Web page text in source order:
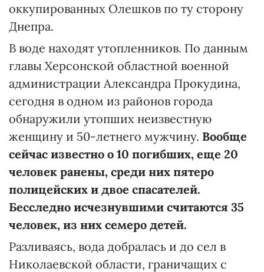
оккупированных Олешков по ту сторону
Днепра.
В воде находят утопленников. По данным
главы Херсонской областной военной
администрации Александра Прокудина,
сегодня в одном из районов города
обнаружили утопших неизвестную
женщину и 50-летнего мужчину. Вообще
сейчас известно о 10 погибших, еще 20
человек ранены, среди них пятеро
полицейских и двое спасателей.
Бесследно исчезнувшими считаются 35
человек, из них семеро детей.
Разливаясь, вода добралась и до сел в
Николаевской области, граничащих с